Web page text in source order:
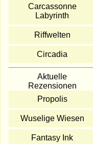
Carcassonne
Labyrinth
Riffwelten
Circadia
Aktuelle
Rezensionen
Propolis
Wuselige Wiesen
Fantasy Ink